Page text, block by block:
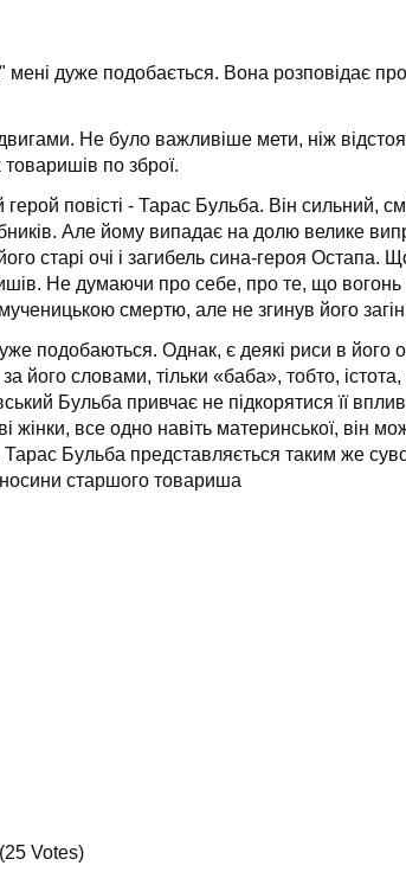
мені дуже подобається. Вона розповідає
Не було важливіше мети, ніж
по зброї.
повісті - Тарас Бульба. Він сильний,
Але йому випадає на долю велике
старі очі і загибель сина-героя
Не думаючи про себе, про те, що
смертю, але не згинув його
подобаються. Однак, є деякі риси в його
його словами, тільки «баба», тобто,
Бульба привчає не підкорятися її
жінки, все одно навіть материнської, він
Бульба представляється таким же
старшого товариша
Votes)